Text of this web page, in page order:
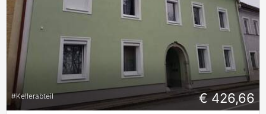
#Kellerabteil € 426,66